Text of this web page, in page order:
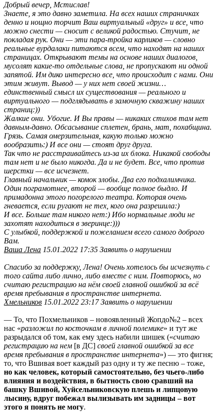
Добрый вечер, Мстислав!
Знаете, я это давно заметила. На всех наших страничках
денно и нощно торчит Ваш виртуальный «друг» и все, что
можно снести — сносит с великой радостью. Стучит, не
покладая рук. Они — эти пара-тройка карликов — словно
реальные вурдалаки питаются всем, что находят на наших
страницах. Открывают темы на основе наших диалогов,
мусолят какие-то отдельные слова, не пропускают ни одной
запятой. Им дико интересно все, что происходит с нами. Они
этим живут. Вывод — у них нет своей жизни…
единственный смысл их существования — реального и
виртуального — подглядывать в замочную скважину наших
страниц:))
Жалкие они. Убогие. И Вы правы — никаких стихов там нет
давным-давно. Обсасывание сплетен, брань, мат, похабщина.
Грязь. Самая омерзительная, какую только можно
вообразить:) И все они — стоят друг друга.
Так что не расстраивайтесь из-за их блока. Никакой свободы
там нет и не было никогда. Да и не будет. Все, что против
шерстки — все исчезнет.
Главный начальник — комок злобы. Два его подхалимчика.
Один пограмотнее, второй — вообще полное быдло. И
примадонна этого погорелого театра. Которая очень
гневается, если ругают не тех, кого она разрешила:)
И все. Больше там никого нет:) Ибо нормальные люди не
захотят находиться в зверинце:)))
С улыбкой, поддержкой и пожеланием всего самого доброго
Вам.
Ваша Лена 15.01.2022 17:35 Заявить о нарушении
Спасибо за поддержку, Лена! Очень хотелось бы исчезнуть с
того сайта либо лично, либо вместе с ним. Повторюсь, но
считаю регистрацию на нём своей главной ошибкой за всё
время пребывания в пространстве интернета.
Хмельников 15.01.2022 23:17 Заявить о нарушении
— То, что Похмельников – новоявленный Жопдо№2 – всех
нас «разложил по косточкам в личной полемике» и тут же
разрыдался об том, как ему здесь набили шишек («считаю
регистрацию на нем [в ДС] своей главной ошибкой за все
время пребывания в пространстве интернета») — это фигня;
то, что Вшивая воет каждый раз одну и ту же песню – тоже,
но как человек, который самостоятельно, без чьего-либо
влияния и воздействия, в бытность свою сравший на
башку Вшивой, Хуйсельниковскую плешь и липцовую
лысину, вдруг побежал вылизывать им задницы – вот
этого я понять не могу.